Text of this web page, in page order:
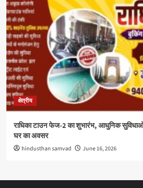
क्षेत्रीय
राधिका टाउन फेज-2 का शुभारंभ, आधुनिक
घर का अवसर
hindusthan samvad June 16, 2026